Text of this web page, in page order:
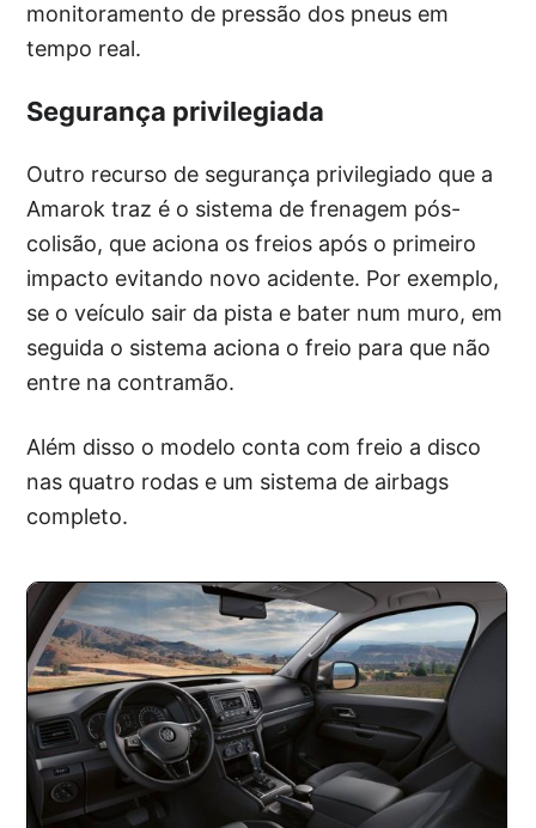
monitoramento de pressão dos pneus em
tempo real.
Segurança privilegiada
Outro recurso de segurança privilegiado que a
Amarok traz é o sistema de frenagem pós-
colisão, que aciona os freios após o primeiro
impacto evitando novo acidente. Por exemplo,
se o veículo sair da pista e bater num muro, em
seguida o sistema aciona o freio para que não
entre na contramão.
Além disso o modelo conta com freio a disco
nas quatro rodas e um sistema de airbags
completo.